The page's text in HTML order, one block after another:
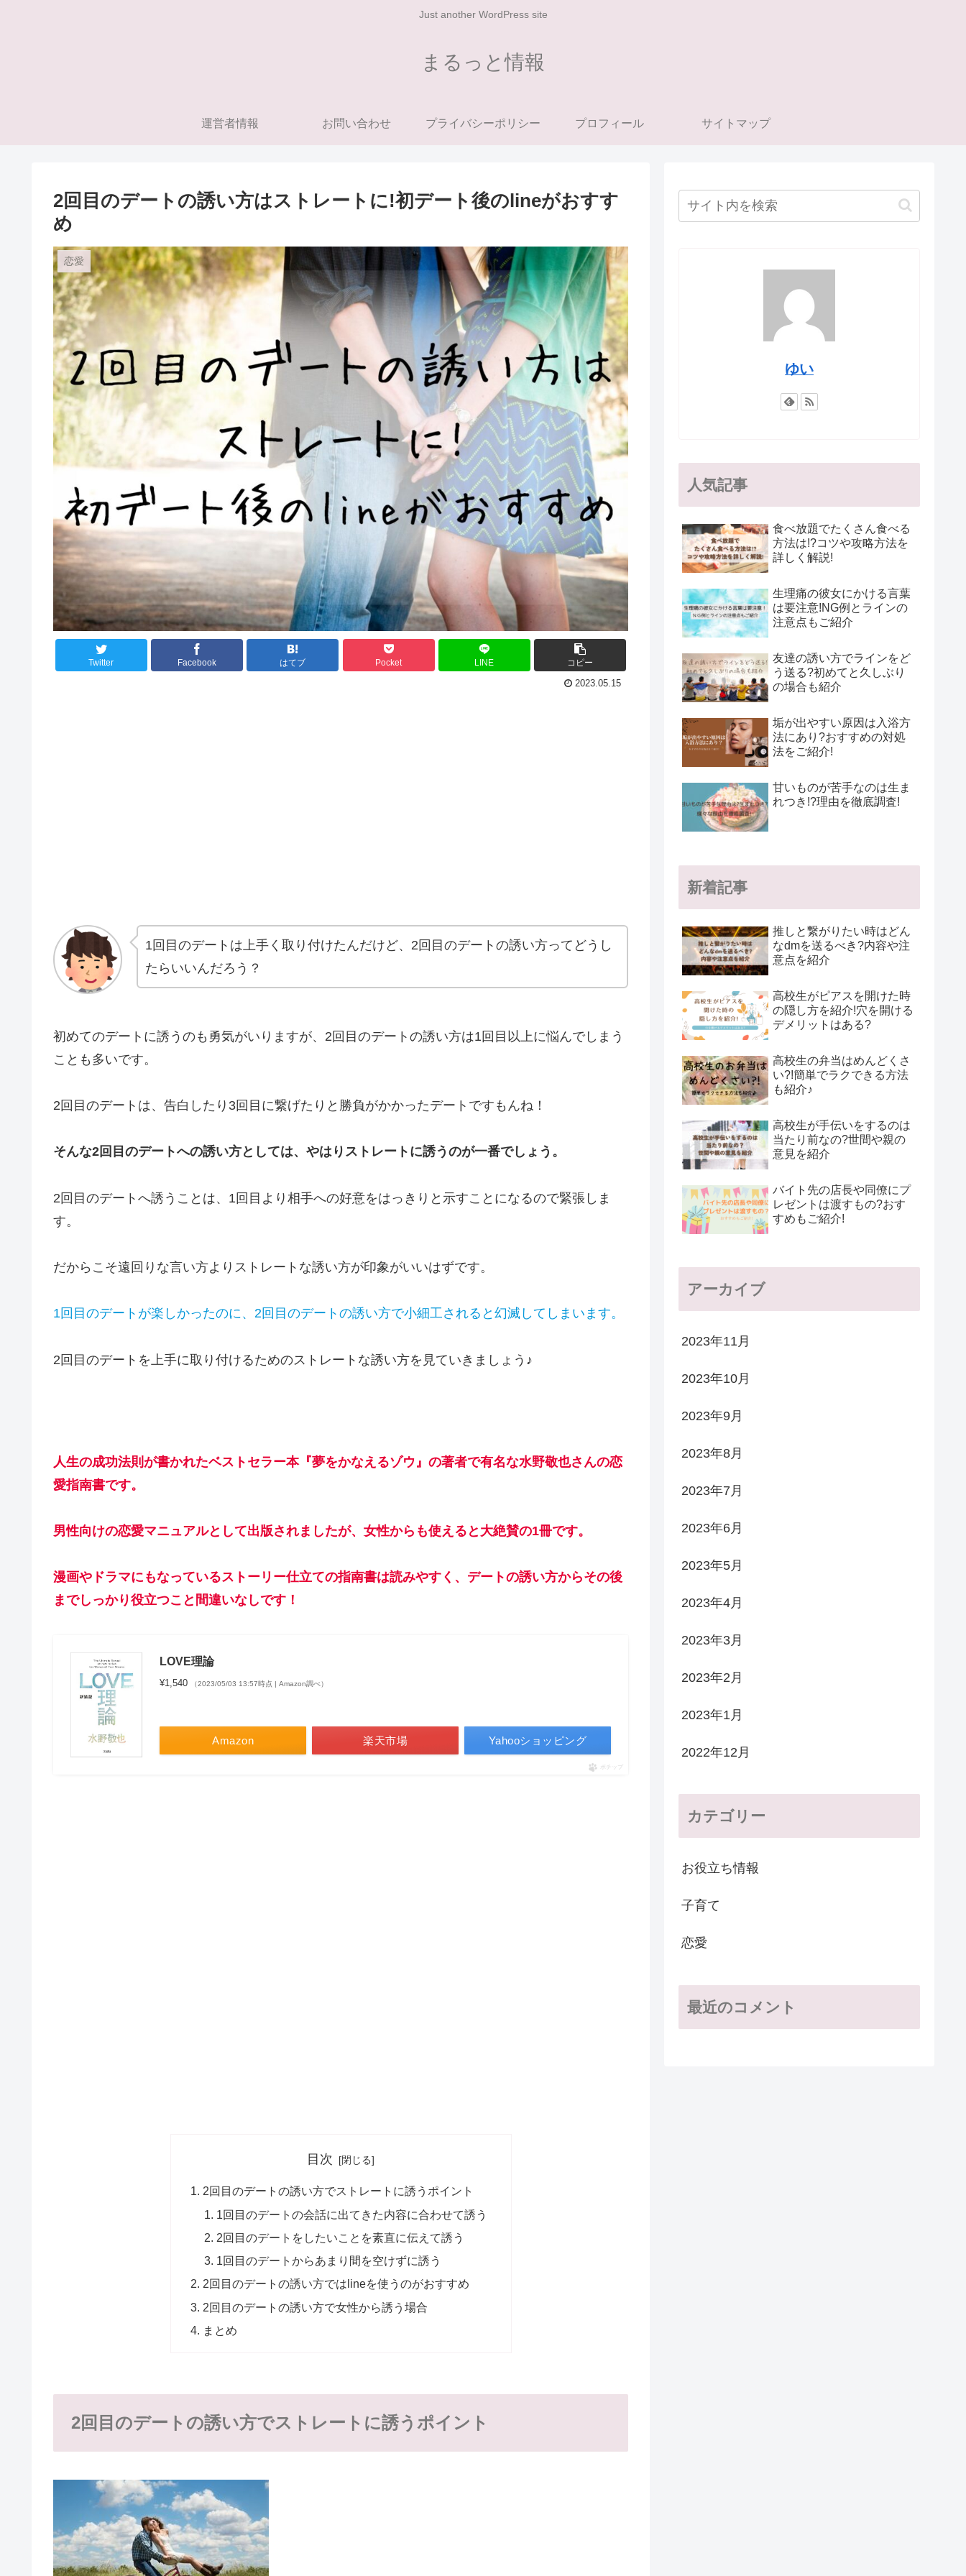
Just another WordPress site
まるっと情報
運営者情報 お問い合わせ プライバシーポリシー プロフィール サイトマップ
2回目のデートの誘い方はストレートに!初デート後のlineがおすす
め
恋愛
Twitter Facebook はてブ Pocket LINE コピー
2023.05.15
1回目のデートは上手く取り付けたんだけど、2回目のデートの誘い方ってどうし
たらいいんだろう？
初めてのデートに誘うのも勇気がいりますが、2回目のデートの誘い方は1回目以上に悩んでしまう
ことも多いです。
2回目のデートは、告白したり3回目に繋げたりと勝負がかかったデートですもんね！
そんな2回目のデートへの誘い方としては、やはりストレートに誘うのが一番でしょう。
2回目のデートへ誘うことは、1回目より相手への好意をはっきりと示すことになるので緊張しま
す。
だからこそ遠回りな言い方よりストレートな誘い方が印象がいいはずです。
1回目のデートが楽しかったのに、2回目のデートの誘い方で小細工されると幻滅してしまいます。
2回目のデートを上手に取り付けるためのストレートな誘い方を見ていきましょう♪
人生の成功法則が書かれたベストセラー本『夢をかなえるゾウ』の著者で有名な水野敬也さんの恋
愛指南書です。
男性向けの恋愛マニュアルとして出版されましたが、女性からも使えると大絶賛の1冊です。
漫画やドラマにもなっているストーリー仕立ての指南書は読みやすく、デートの誘い方からその後
までしっかり役立つこと間違いなしです！
LOVE理論
¥1,540 （2023/05/03 13:57時点 | Amazon調べ）
Amazon 楽天市場 Yahooショッピング
ポチップ
目次
2回目のデートの誘い方でストレートに誘うポイント
1回目のデートの会話に出てきた内容に合わせて誘う
2回目のデートをしたいことを素直に伝えて誘う
1回目のデートからあまり間を空けずに誘う
2回目のデートの誘い方ではlineを使うのがおすすめ
2回目のデートの誘い方で女性から誘う場合
まとめ
2回目のデートの誘い方でストレートに誘うポイント
ゆい
人気記事
食べ放題でたくさん食べる
方法は!?コツや攻略方法を
詳しく解説!
生理痛の彼女にかける言葉
は要注意!NG例とラインの
注意点もご紹介
友達の誘い方でラインをど
う送る?初めてと久しぶり
の場合も紹介
垢が出やすい原因は入浴方
法にあり?おすすめの対処
法をご紹介!
甘いものが苦手なのは生ま
れつき!?理由を徹底調査!
新着記事
推しと繋がりたい時はどん
なdmを送るべき?内容や注
意点を紹介
高校生がピアスを開けた時
の隠し方を紹介!穴を開ける
デメリットはある?
高校生の弁当はめんどくさ
い?!簡単でラクできる方法
も紹介♪
高校生が手伝いをするのは
当たり前なの?世間や親の
意見を紹介
バイト先の店長や同僚にプ
レゼントは渡すもの?おす
すめもご紹介!
アーカイブ
2023年11月
2023年10月
2023年9月
2023年8月
2023年7月
2023年6月
2023年5月
2023年4月
2023年3月
2023年2月
2023年1月
2022年12月
カテゴリー
お役立ち情報
子育て
恋愛
最近のコメント